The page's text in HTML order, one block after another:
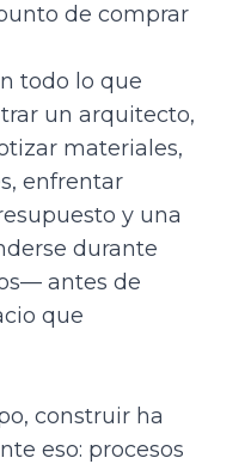
de comprar
todo lo que
un arquitecto,
materiales,
enfrentar
y una
durante
antes de
que
construir ha
eso: procesos